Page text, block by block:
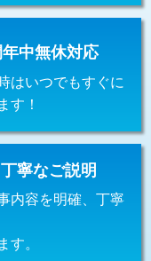
22,000円+材料費
11,000円+材料費
13,200円
16,500円
16,500円
中無休対応
はいつでもすぐに
す！
寧なご説明
内容を明確、丁寧
す。